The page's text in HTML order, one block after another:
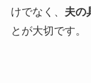
けでなく、 夫の
とが大切です。